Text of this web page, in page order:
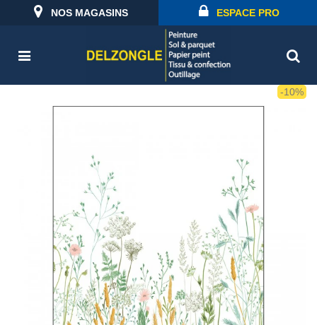
NOS MAGASINS ESPACE PRO
-10%